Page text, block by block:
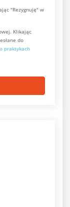
"Rezygnuję" w
Klikając
do
praktykach